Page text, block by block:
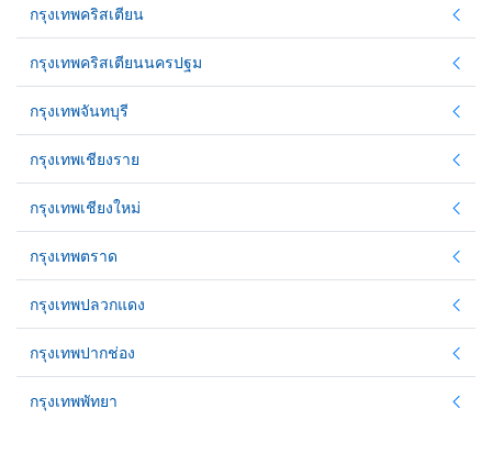
กรุงเทพคริสเตียน
กรุงเทพคริสเตียนนครปฐม
กรุงเทพจันทบุรี
กรุงเทพเชียงราย
กรุงเทพเชียงใหม่
กรุงเทพตราด
กรุงเทพปลวกแดง
กรุงเทพปากช่อง
กรุงเทพพัทยา